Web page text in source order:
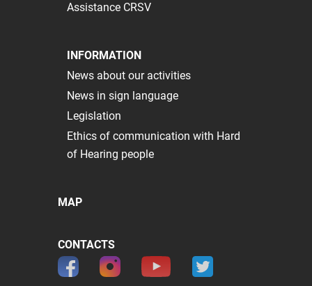
Assistance CRSV
INFORMATION
News about our activities
News in sign language
Legislation
Ethics of communication with Hard
of Hearing people
MAP
CONTACTS